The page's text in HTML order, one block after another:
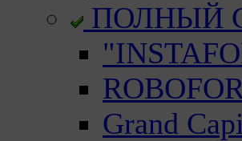
ПОЛНЫЙ
Grand